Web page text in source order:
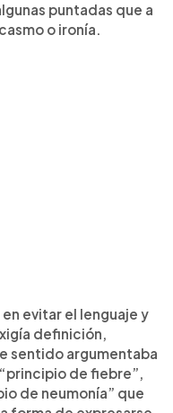
puntadas que a
o ironía.
evitar el lenguaje y
definición,
sentido argumentaba
de fiebre”,
de neumonía” que